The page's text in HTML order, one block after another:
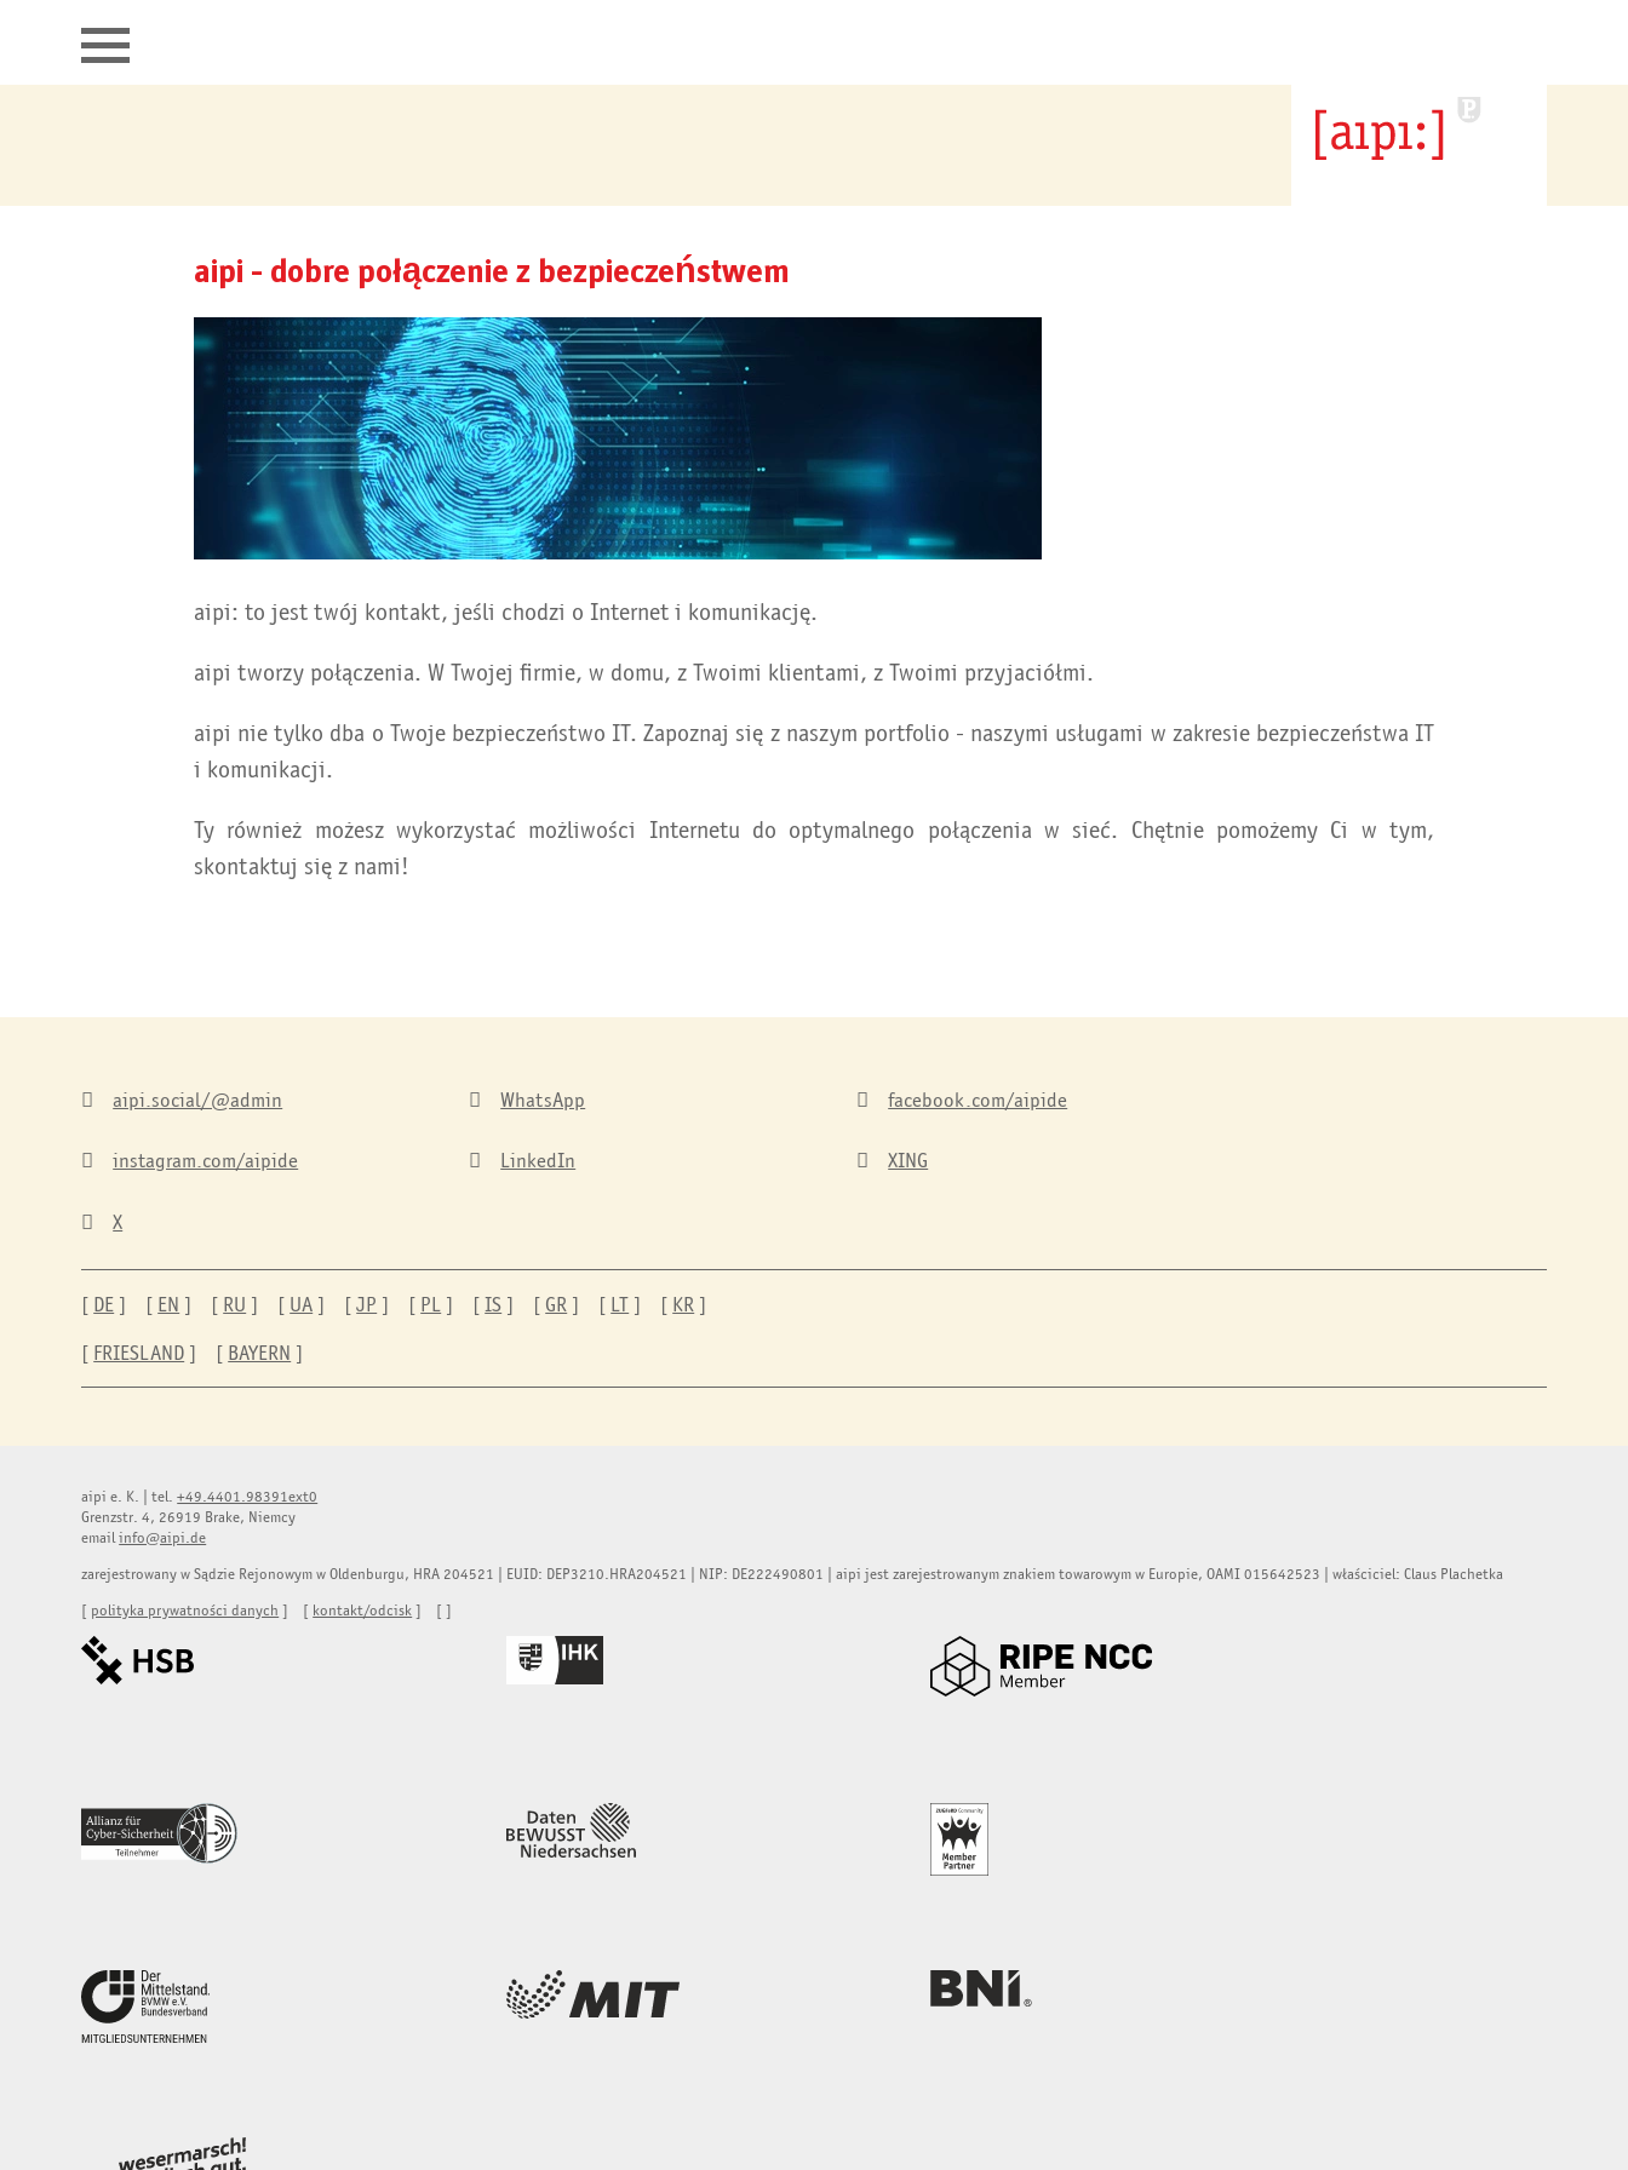
portfolio
kontaktaipi - dobre połączenie z bezpieczeństwem
aipi: to jest twój kontakt, jeśli chodzi o Internet i komunikację.
aipi tworzy połączenia. W Twojej firmie, w domu, z Twoimi klientami, z Twoimi przyjaciółmi.
aipi nie tylko dba o Twoje bezpieczeństwo IT. Zapoznaj się z naszym portfolio - naszymi usługami w zakresie bezpieczeństwa IT
i komunikacji.
Ty również możesz wykorzystać możliwości Internetu do optymalnego połączenia w sieć. Chętnie pomożemy Ci w tym,
skontaktuj się z nami!
 aipi.social/@admin  WhatsApp  facebook.com/aipide
 instagram.com/aipide  LinkedIn  XING
 X
[ DE ] [ EN ] [ RU ] [ UA ] [JP ] [ PL ] [IS ] [ GR ] [ LT ] [ KR ]
[ FRIESLAND ] [ BAYERN ]
aipi e. K. |tel.+49.4401.98391ext0
Grenzstr. 4, 26919 Brake, Niemcy
emailinfo@aipi.de
zarejestrowany w Sądzie Rejonowym w Oldenburgu, HRA 204521 | EUID: DEP3210.HRA204521 | NIP: DE222490801 | aipi jest zarejestrowanym znakiem towarowym w Europie, OAMI 015642523 | właściciel: Claus Plachetka
[ polityka prywatności danych ] [ kontakt/odcisk] []